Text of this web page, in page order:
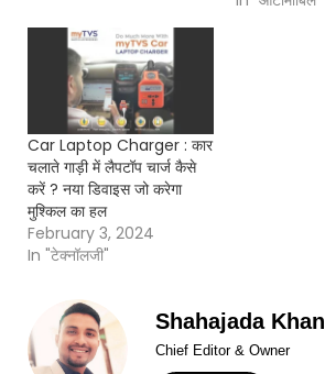
Car Laptop Charger : कार
चलाते गाड़ी में लैपटॉप चार्ज कैसे
करें ? नया डिवाइस जो करेगा
मुश्किल का हल
February 3, 2024
In "टेक्नॉलजी"
Shahajada Khan
Chief Editor & Owner